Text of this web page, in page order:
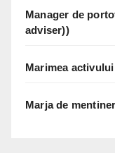
Manager de
adviser))
Marimea
Marja de